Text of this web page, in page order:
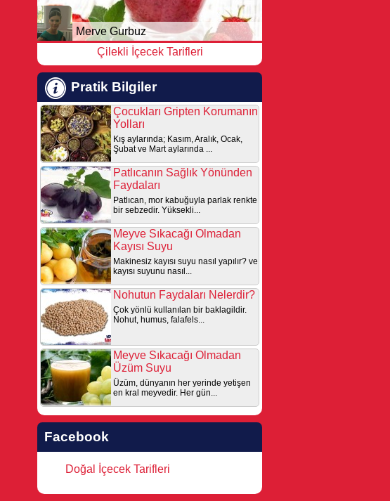
Merve Gurbuz
Çilekli İçecek Tarifleri
Pratik Bilgiler
Çocukları Gripten Korumanın
Yolları
Kış aylarında; Kasım, Aralık, Ocak,
Şubat ve Mart aylarında ...
Patlıcanın Sağlık Yönünden
Faydaları
Patlıcan, mor kabuğuyla parlak renkte
bir sebzedir. Yüksekli...
Meyve Sıkacağı Olmadan
Kayısı Suyu
Makinesiz kayısı suyu nasıl yapılır? ve
kayısı suyunu nasıl...
Nohutun Faydaları Nelerdir?
Çok yönlü kullanılan bir baklagildir.
Nohut, humus, falafels...
Meyve Sıkacağı Olmadan
Üzüm Suyu
Üzüm, dünyanın her yerinde yetişen
en kral meyvedir. Her gün...
Facebook
Doğal İçecek Tarifleri